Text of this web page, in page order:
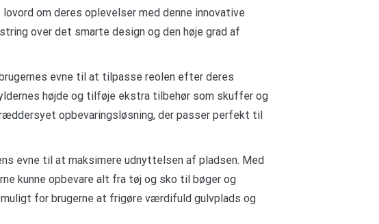
om deres oplevelser med denne innovative
over det smarte design og den høje grad af
evne til at tilpasse reolen efter deres
højde og tilføje ekstra tilbehør som skuffer og
opbevaringsløsning, der passer perfekt til
evne til at maksimere udnyttelsen af pladsen. Med
kunne opbevare alt fra tøj og sko til bøger og
for brugerne at frigøre værdifuld gulvplads og